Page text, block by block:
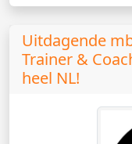
Uitdagende
Trainer &
heel NL!